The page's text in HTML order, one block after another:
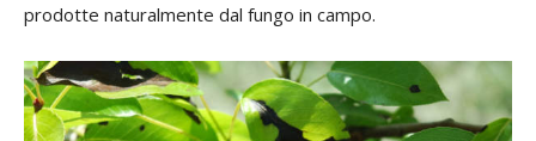
prodotte naturalmente dal fungo in campo.